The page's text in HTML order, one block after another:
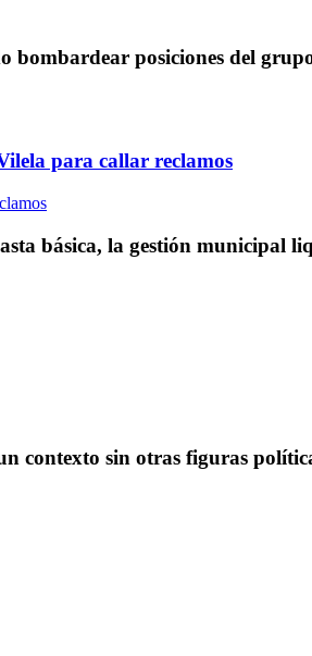
bombardear posiciones del
para callar reclamos
básica, la gestión municipal
contexto sin otras figuras